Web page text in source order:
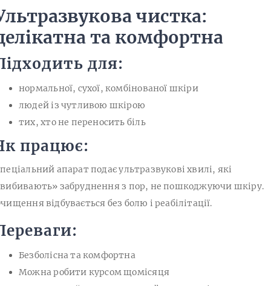
чистка:
та комфортна
для:
нормальної, сухої, комбінованої шкіри
людей із чутливою шкірою
тих, хто не переносить біль
працює:
апарат подає ультразвукові хвилі, які
забруднення з пор, не пошкоджуючи шкіру.
відбувається без болю і реабілітації.
Безболісна та комфортна
Можна робити курсом щомісяця